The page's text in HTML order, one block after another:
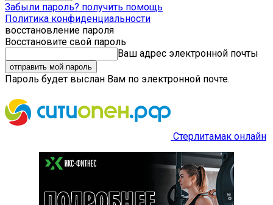
Забыли пароль? получить помощь
Политика конфиденциальности
восстановление пароля
Восстановите свой пароль
Ваш адрес электронной почты
Пароль будет выслан Вам по электронной почте.
Стерлитамак онлайн